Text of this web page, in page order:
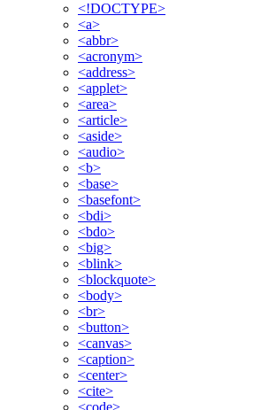
<!DOCTYPE>
<a>
<abbr>
<acronym>
<address>
<applet>
<area>
<article>
<aside>
<audio>
<b>
<base>
<basefont>
<bdi>
<bdo>
<big>
<blink>
<blockquote>
<body>
<br>
<button>
<canvas>
<caption>
<center>
<cite>
<code>